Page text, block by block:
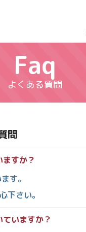
Faq
よくある質問
問
すか？
す。
下さい。
いますか？